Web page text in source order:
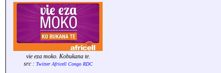
vie eza moko. Kobukana te.
src : Twitter Africell Congo RDC